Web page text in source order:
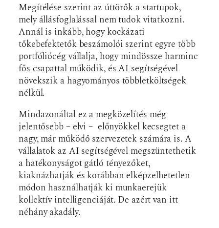
Megítélése szerint az úttörők a startupok,
mely állásfoglalással nem tudok vitatkozni.
Annál is inkább, hogy kockázati
tőkebefektetők beszámolói szerint egyre több
portfóliócég vállalja, hogy mindössze harminc
fős csapattal működik, és AI segítségével
növekszik a hagyományos többletköltségek
nélkül.
Mindazonáltal ez a megközelítés még
jelentősebb – elvi – előnyökkel kecsegtet a
nagy, már működő szervezetek számára is. A
vállalatok az AI segítségével megszüntethetik
a hatékonyságot gátló tényezőket,
kiaknázhatják és korábban elképzelhetetlen
módon használhatják ki munkaerejük
kollektív intelligenciáját. De azért van itt
néhány akadály.